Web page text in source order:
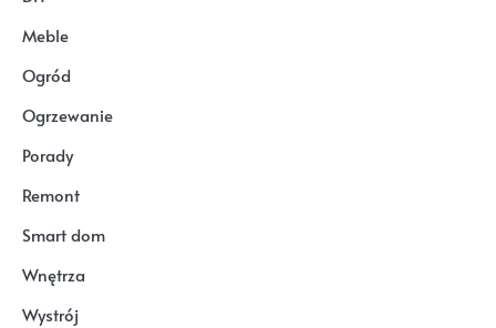
Meble
Ogród
Ogrzewanie
Porady
Remont
Smart dom
Wnętrza
Wystrój